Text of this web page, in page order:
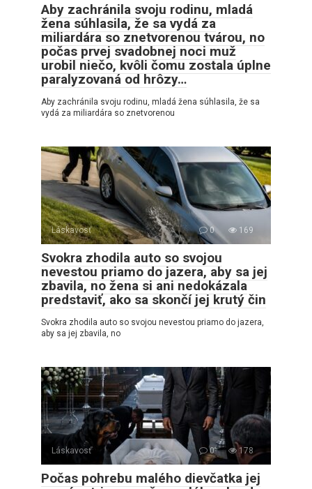
Aby zachránila svoju rodinu, mladá
žena súhlasila, že sa vydá za
miliardára so znetvorenou tvárou, no
počas prvej svadobnej noci muž
urobil niečo, kvôli čomu zostala úplne
paralyzovaná od hrôzy…
Aby zachránila svoju rodinu, mladá žena súhlasila, že sa
vydá za miliardára so znetvorenou
Láskavosť 0 169
Svokra zhodila auto so svojou
nevestou priamo do jazera, aby sa jej
zbavila, no žena si ani nedokázala
predstaviť, ako sa skončí jej krutý čin
Svokra zhodila auto so svojou nevestou priamo do jazera,
aby sa jej zbavila, no
Láskavosť 0 178
Počas pohrebu malého dievčatka jej